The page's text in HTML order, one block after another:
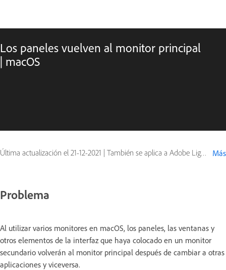
Los paneles vuelven al monitor principal
| macOS
Última actualización el 21-12-2021 | También se aplica a Adobe Lightroom, Adobe Lightroom Classic Más
Problema
Al utilizar varios monitores en macOS, los paneles, las ventanas y
otros elementos de la interfaz que haya colocado en un monitor
secundario volverán al monitor principal después de cambiar a otras
aplicaciones y viceversa.